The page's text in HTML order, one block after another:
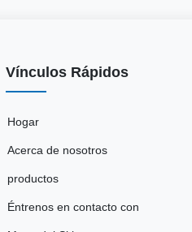
Vínculos Rápidos
Hogar
Acerca de nosotros
productos
Éntrenos en contacto con